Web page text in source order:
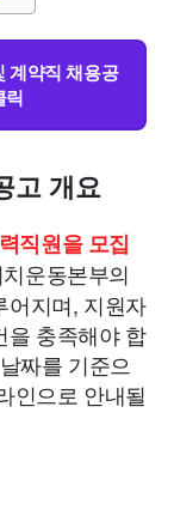
계약직 채용공
릭
고 개요
직원을 모집
운동본부의
어지며, 지원자
을 충족해야 합
짜를 기준으
인으로 안내될